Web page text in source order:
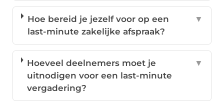
Hoe bereid je jezelf voor op een
last-minute zakelijke afspraak?
▼
Hoeveel deelnemers moet je
uitnodigen voor een last-minute
vergadering?
▼